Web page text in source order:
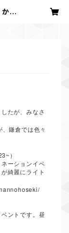
まく
たが、みなさ
、鎌倉では色々
）
ーションイベ
綺麗にライト
ントです。昼